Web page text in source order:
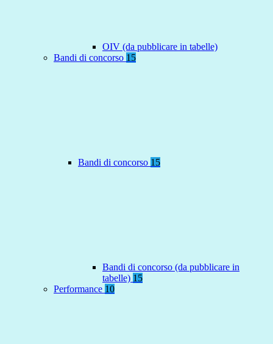
OIV (da pubblicare in tabelle)
Bandi di concorso 15
Bandi di concorso 15
Bandi di concorso (da pubblicare in
tabelle) 15
Performance 10